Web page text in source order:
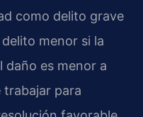
como delito grave
menor si la
daño es menor a
trabajar para